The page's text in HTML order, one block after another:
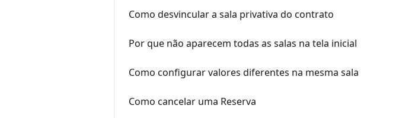
Como desvincular a sala privativa do contrato
Por que não aparecem todas as salas na tela inicial
Como configurar valores diferentes na mesma sala
Como cancelar uma Reserva